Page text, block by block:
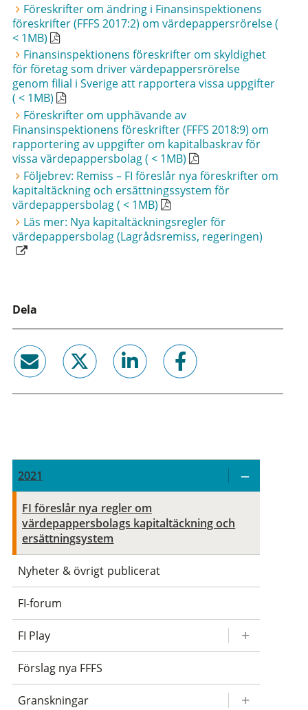
Föreskrifter om ändring i Finansinspektionens
föreskrifter (FFFS 2017:2) om värdepappersrörelse (
< 1MB)
Finansinspektionens föreskrifter om skyldighet
för företag som driver värdepappersrörelse
genom filial i Sverige att rapportera vissa uppgifter
( < 1MB)
Föreskrifter om upphävande av
Finansinspektionens föreskrifter (FFFS 2018:9) om
rapportering av uppgifter om kapitalbaskrav för
vissa värdepappersbolag ( < 1MB)
Följebrev: Remiss – FI föreslår nya föreskrifter om
kapitaltäckning och ersättningssystem för
värdepappersbolag ( < 1MB)
Läs mer: Nya kapitaltäckningsregler för
värdepappersbolag (Lagrådsremiss, regeringen)
Dela
2021
FI föreslår nya regler om
värdepappersbolags kapitaltäckning och
ersättningsystem
Nyheter & övrigt publicerat
FI-forum
FI Play
Förslag nya FFFS
Granskningar